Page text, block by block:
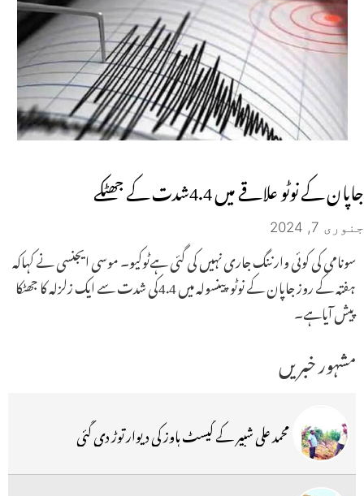
جاپان کے نوٹو علاقے میں 4.4شدت کے جھٹکے
جنوری 7, 2024
سونامی کی کوئی وارننگ جاری نہیں کی گئی ہےٹوکیو۔ موسی ایجنسی نے کہاکہ
ہفتہ کے روز جاپان کے نوٹو پینسولہ میں 4.4کی شدت سے ایک زلزلہ کا جھٹکا
پیش آیاہے۔
مشہور خبریں
محمد علی شبیر کے گیسٹ ہاوز کی دیوار توڑ دی گئی